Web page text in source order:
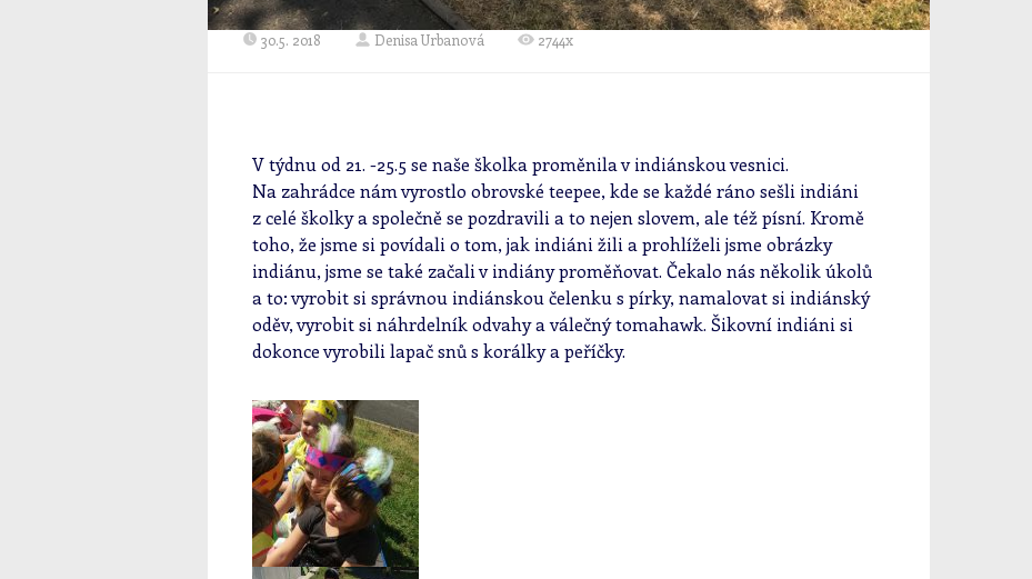
30.5. 2018 Denisa Urbanová 2744x
V týdnu od 21. -25.5 se naše školka proměnila v indiánskou vesnici.
Na zahrádce nám vyrostlo obrovské teepee, kde se každé ráno sešli indiáni
z celé školky a společně se pozdravili a to nejen slovem, ale též písní. Kromě
toho, že jsme si povídali o tom, jak indiáni žili a prohlíželi jsme obrázky
indiánu, jsme se také začali v indiány proměňovat. Čekalo nás několik úkolů
a to: vyrobit si správnou indiánskou čelenku s pírky, namalovat si indiánský
oděv, vyrobit si náhrdelník odvahy a válečný tomahawk. Šikovní indiáni si
dokonce vyrobili lapač snů s korálky a peříčky.